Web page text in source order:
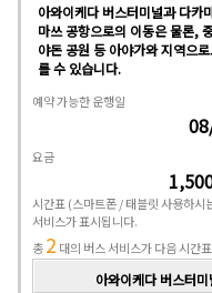
아와이케다 버스터미널과 다카
마쓰 공항으로의 이동은 물론,
야돈 공원 등 아야가와 지역으
를 수 있습니다.
예약 가능한 운행일
요금
시간표 (스마트폰 / 태블릿 사용하시
서비스가 표시됩니다.
총2 대의 버스 서비스가 다음 시간
아와이케다 버스터미